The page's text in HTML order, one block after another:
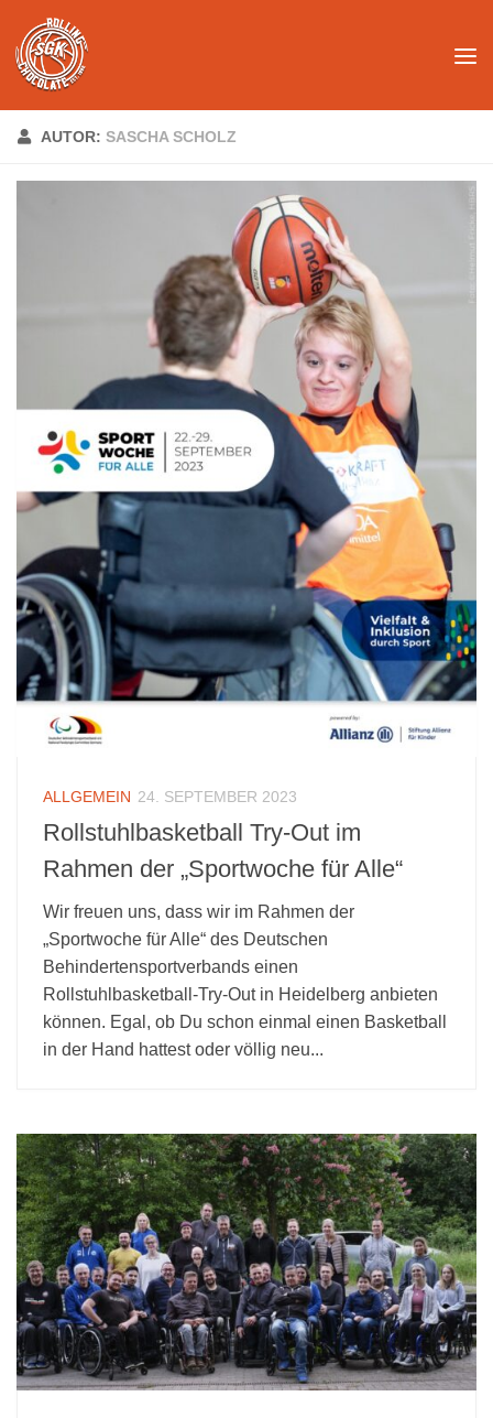
Unter dem Inhalt
AUTOR: SASCHA SCHOLZ
ALLGEMEIN 24. SEPTEMBER 2023
Rollstuhlbasketball Try-Out im
Rahmen der „Sportwoche für Alle“
Wir freuen uns, dass wir im Rahmen der
„Sportwoche für Alle“ des Deutschen
Behindertensportverbands einen
Rollstuhlbasketball-Try-Out in Heidelberg anbieten
können. Egal, ob Du schon einmal einen Basketball
in der Hand hattest oder völlig neu...